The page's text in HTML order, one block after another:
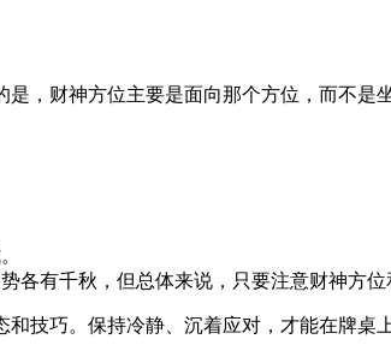
，财神方位主要是面向那个方位，而不
各有千秋，但总体来说，只要注意财神方
技巧。保持冷静、沉着应对，才能在牌桌